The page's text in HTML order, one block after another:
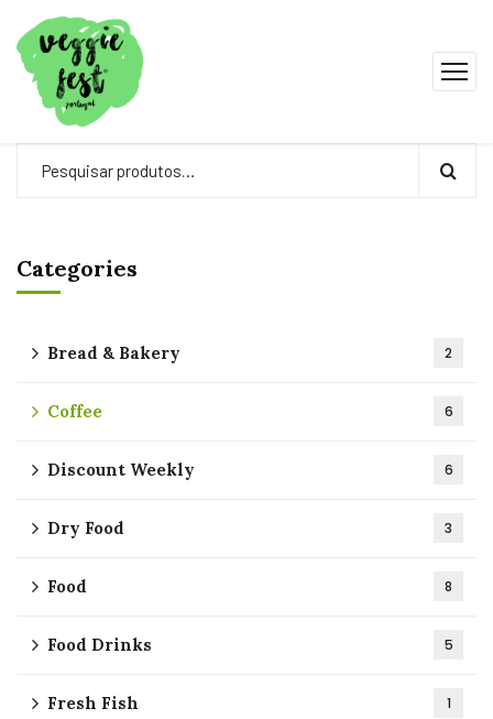
Categories
Bread & Bakery 2
Coffee 6
Discount Weekly 6
Dry Food 3
Food 8
Food Drinks 5
Fresh Fish 1